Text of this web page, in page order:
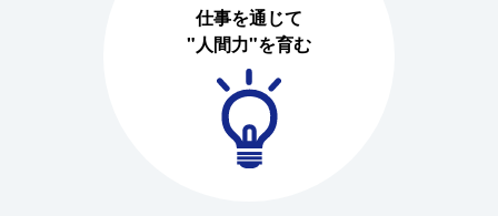
仕事を通じて
"人間力"を育む